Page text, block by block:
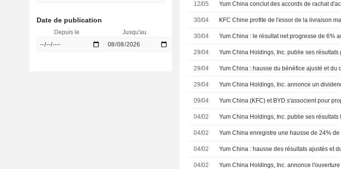
12/05
30/04 KFC Chine profite de l'essor de la livraison
30/04 Yum China : le résultat net progresse de 6%
29/04
29/04
29/04
09/04
04/02
04/02
04/02
04/02
Date de publication
Depuis le Jusqu'au